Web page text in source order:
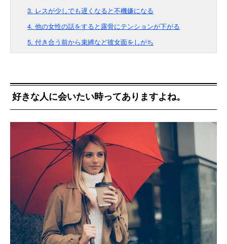
3. レスが少しでも遅くなると不機嫌になる
4. 他の女性の話をすると露骨にテンションが下がる
5. 付き合う前から束縛など彼女面をしがち
好きな人に会いたい時ってありますよね。